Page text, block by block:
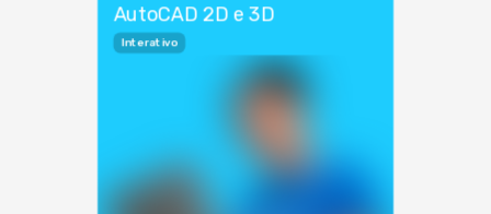
AutoCAD 2D e 3D
Interativo